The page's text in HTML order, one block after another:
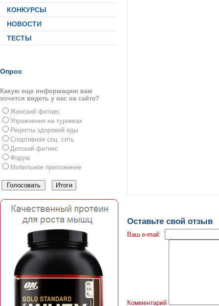
КОНКУРСЫ
НОВОСТИ
ТЕСТЫ
Опрос
Какую еще информацию вам
хочется видеть у нас на сайте?
Женский фитнес
Упражнения на турниках
Рецепты здоровой еды
Спортивная соц. сеть
Детский фитнес
Форум
Мобильное приложение
Оставьте свой отзыв
Ваш e-mail:
Комментарий